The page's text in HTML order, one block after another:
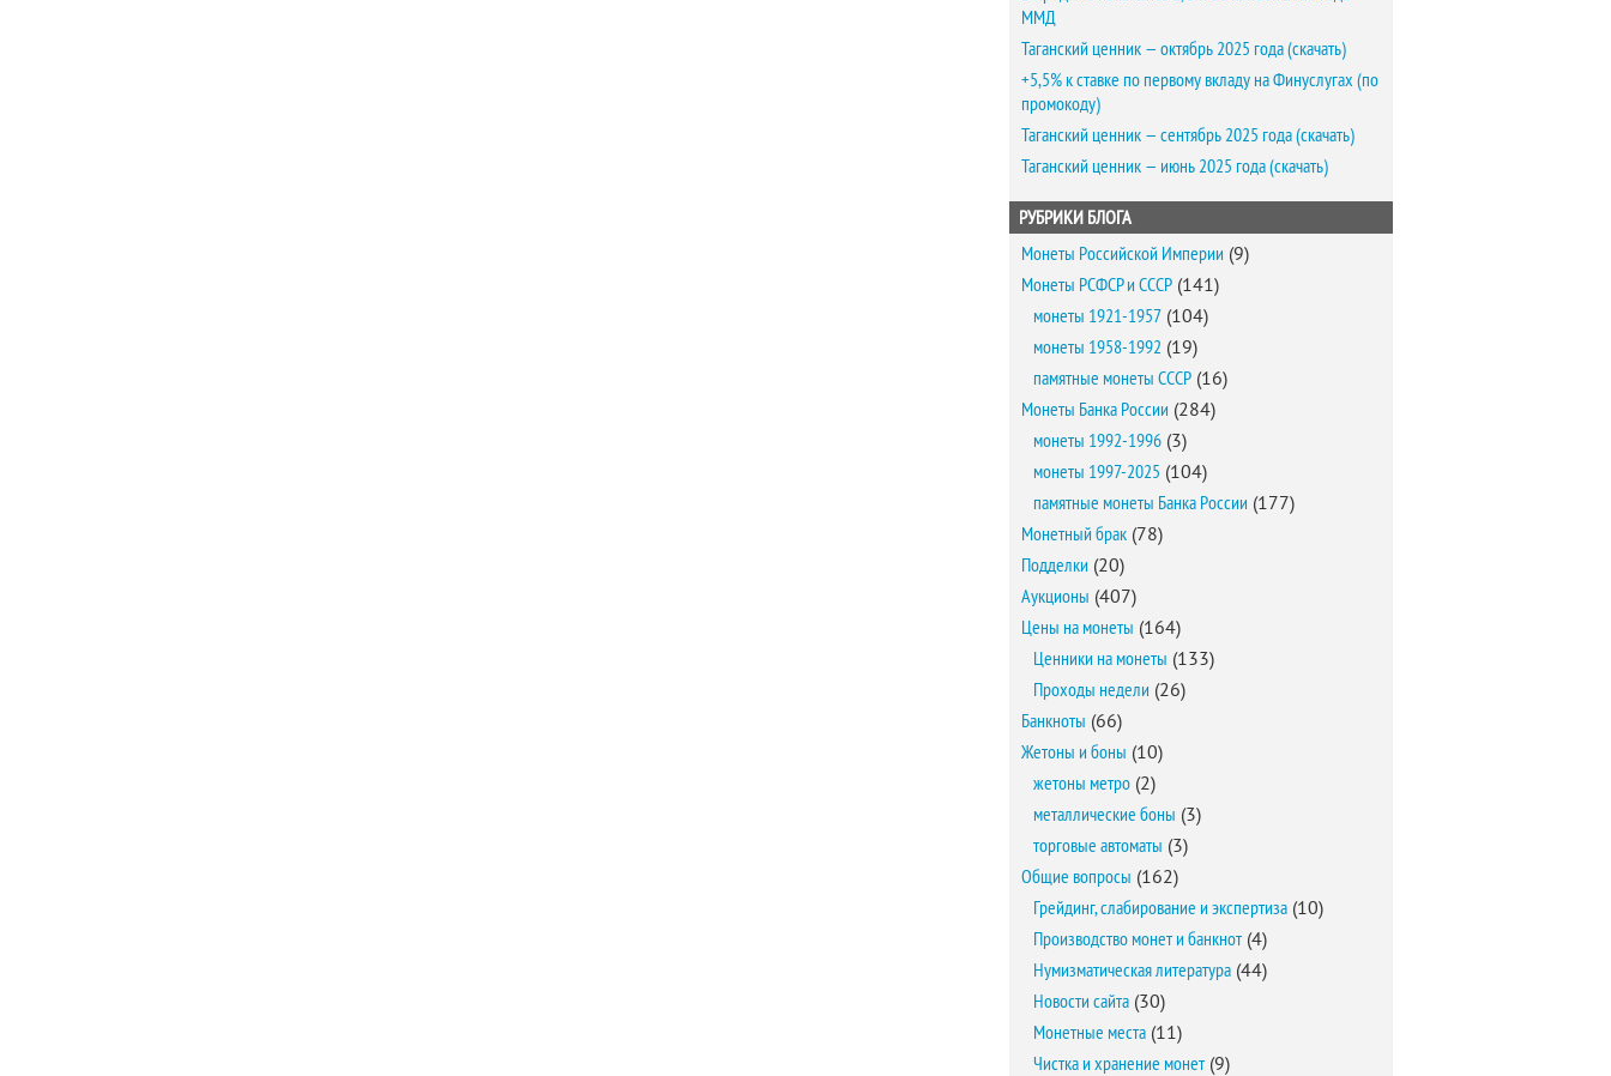
ММД
Таганский ценник — октябрь 2025 года (скачать)
+5,5% к ставке по первому вкладу на Финуслугах (по
промокоду)
Таганский ценник — сентябрь 2025 года (скачать)
Таганский ценник — июнь 2025 года (скачать)
РУБРИКИ БЛОГА
Монеты Российской Империи (9)
Монеты РСФСР и СССР (141)
монеты 1921-1957 (104)
монеты 1958-1992 (19)
памятные монеты СССР (16)
Монеты Банка России (284)
монеты 1992-1996 (3)
монеты 1997-2025 (104)
памятные монеты Банка России (177)
Монетный брак (78)
Подделки (20)
Аукционы (407)
Цены на монеты (164)
Ценники на монеты (133)
Проходы недели (26)
Банкноты (66)
Жетоны и боны (10)
жетоны метро (2)
металлические боны (3)
торговые автоматы (3)
Общие вопросы (162)
Грейдинг, слабирование и экспертиза (10)
Производство монет и банкнот(4)
Нумизматическая литература (44)
Новости сайта (30)
Монетные места (11)
Чистка и хранение монет(9)